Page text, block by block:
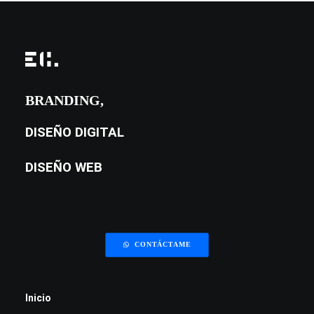
BRANDING,
DISEÑO DIGITAL
DISEÑO WEB
CONTÁCTAME
Inicio